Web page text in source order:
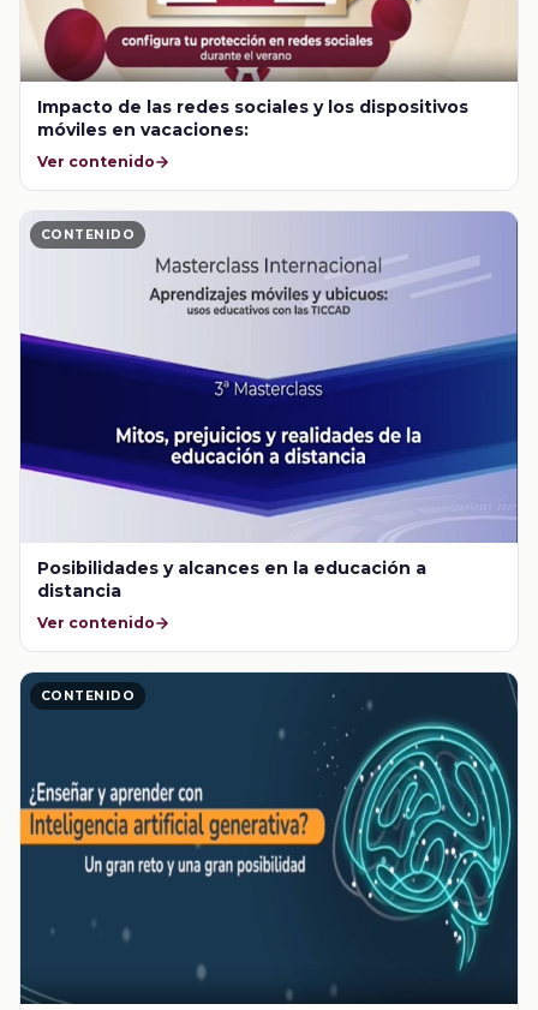
Impacto de las redes sociales y los dispositivos
móviles en vacaciones:
Ver contenido
CONTENIDO
Posibilidades y alcances en la educación a
distancia
Ver contenido
CONTENIDO